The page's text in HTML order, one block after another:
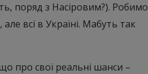
поряд з Насіровим?). Робимо
всі в Україні. Мабуть так
про свої реальні шанси –